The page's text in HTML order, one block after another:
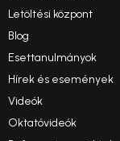
Letöltési központ
Blog
Esettanulmányok
Hírek és események
Videók
Oktatóvideók